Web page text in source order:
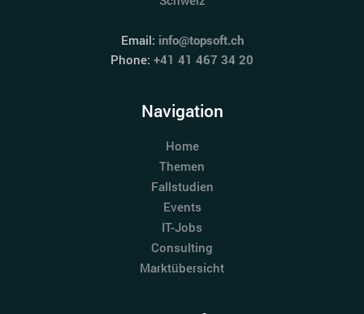
Email: info@topsoft.ch
Phone: +41 41 467 34 20
Navigation
Home
Themen
Fallstudien
Events
IT-Jobs
Consulting
Marktübersicht